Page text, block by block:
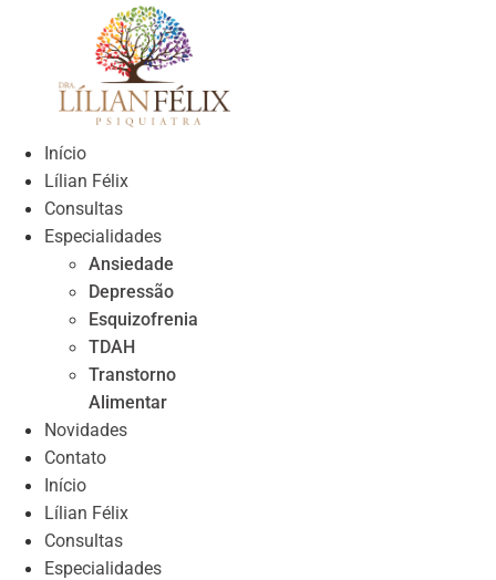
Início
Lílian Félix
Consultas
Especialidades
Ansiedade
Depressão
Esquizofrenia
TDAH
Transtorno
Alimentar
Novidades
Contato
Início
Lílian Félix
Consultas
Especialidades